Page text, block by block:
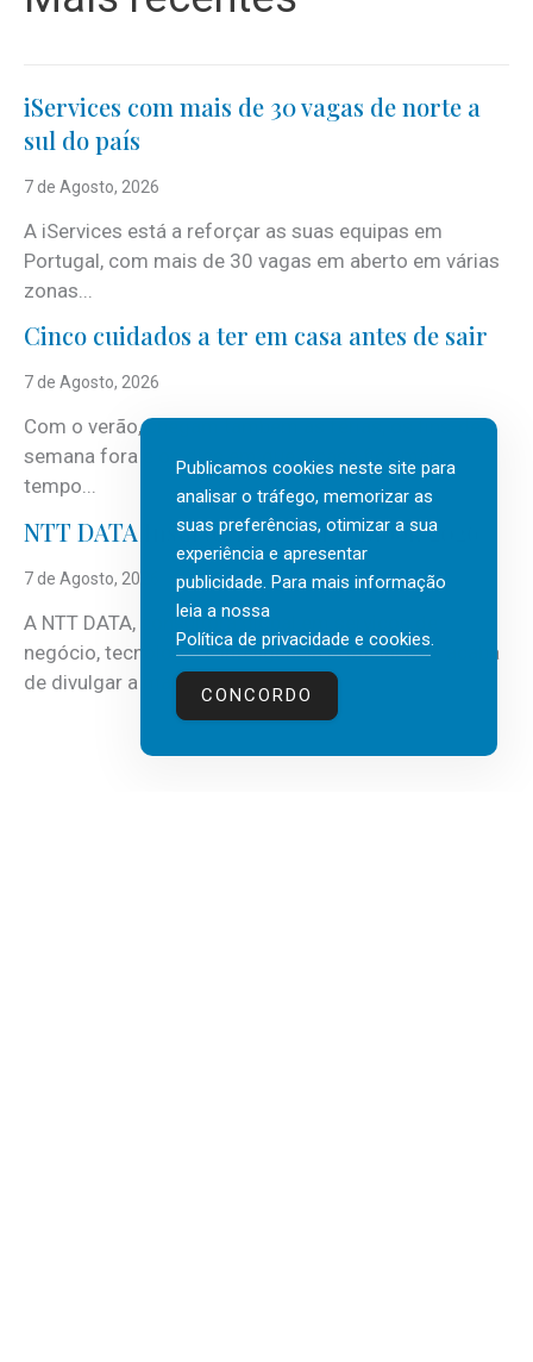
iServices com mais de 30 vagas de norte a
sul do país
7 de Agosto, 2026
A iServices está a reforçar as suas equipas em
Portugal, com mais de 30 vagas em aberto em várias
zonas...
Cinco cuidados a ter em casa antes de sair
7 de Agosto, 2026
Com o verão, chegam também as férias, os fins-de-
semana fora e os dias em que a casa fica mais
tempo...
NTT DATA Insurtech Global Outlook 2026
7 de Agosto, 2026
A NTT DATA, consultora global em serviços de
negócio, tecnologia e inteligência artificial (IA), acaba
de divulgar a mais recente...
Publicamos cookies neste site para
analisar o tráfego, memorizar as
suas preferências, otimizar a sua
experiência e apresentar
publicidade. Para mais informação
leia a nossa
Política de privacidade e cookies.
CONCORDO